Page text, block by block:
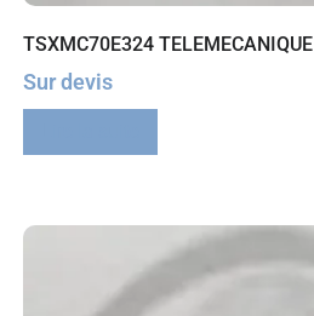
TSXMC70E324 TELEMECANIQUE
Sur devis